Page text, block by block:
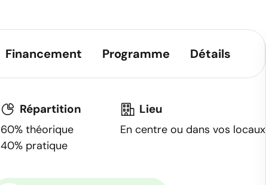
Financement Programme Détails
Répartition
60% théorique
40% pratique
Lieu
En centre ou dans vos locaux